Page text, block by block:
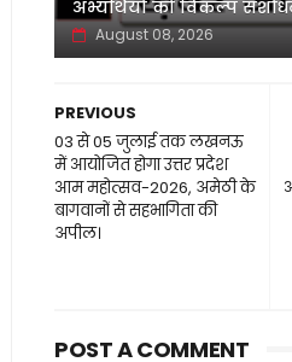
अभ्यर्थियों को विकल्प
August 08, 2026
PREVIOUS
03 से 05 जुलाई तक लखनऊ
में आयोजित होगा उत्तर प्रदेश
आम महोत्सव-2026, अमेठी के
बागवानों से सहभागिता की
अपील।
POST A COMMENT